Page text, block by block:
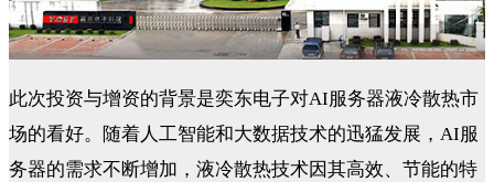
此次投资与增资的背景是奕东电子对AI服务器液冷散热市
场的看好。随着人工智能和大数据技术的迅猛发展，AI服
务器的需求不断增加，液冷散热技术因其高效、节能的特